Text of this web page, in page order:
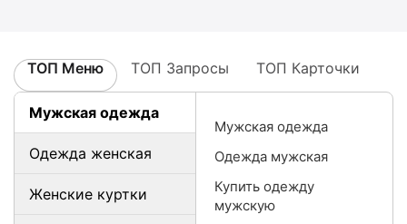
ТОП Меню ТОП Запросы ТОП Карточки
Мужская одежда
Одежда женская
Женские куртки
Мужская одежда
Одежда мужская
Купить одежду
мужскую